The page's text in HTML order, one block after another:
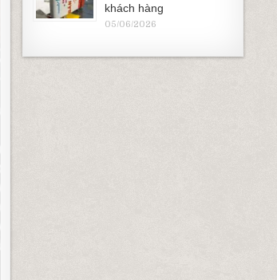
khách hàng
05/06/2026